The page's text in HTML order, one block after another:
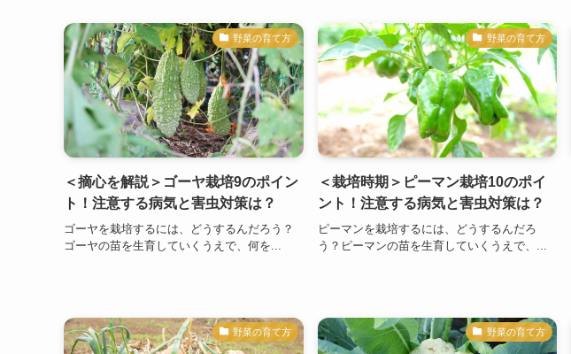
野菜の育て方
＜摘心を解説＞ゴーヤ栽培9のポイン
ト！注意する病気と害虫対策は？
ゴーヤを栽培するには、どうするんだろう？
ゴーヤの苗を生育していくうえで、何を...
野菜の育て方
＜栽培時期＞ピーマン栽培10のポイ
ント！注意する病気と害虫対策は？
ピーマンを栽培するには、どうするんだろ
う？ピーマンの苗を生育していくうえで、...
野菜の育て方 野菜の育て方